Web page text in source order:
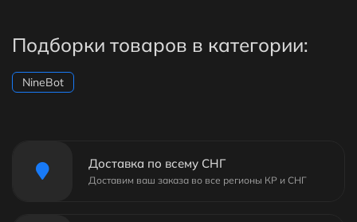
Подборки товаров в категории:
NineBot
Доставка по всему СНГ
Доставим ваш заказа во все регионы КР и СНГ